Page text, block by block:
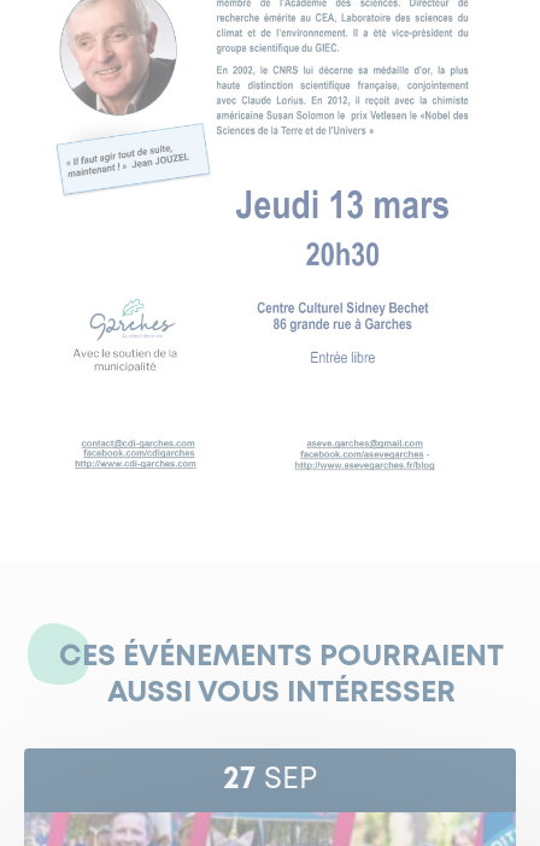
CES ÉVÉNEMENTS POURRAIENT
AUSSI VOUS INTÉRESSER
27 SEP